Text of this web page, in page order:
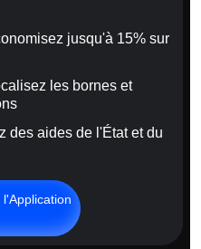
jusqu'à 15% sur
les bornes et
des aides de l'État et du